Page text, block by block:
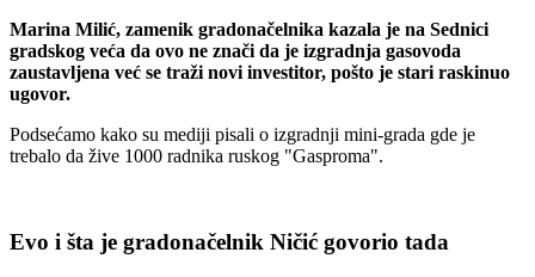
Marina Milić, zamenik gradonačelnika kazala je na Sednici
gradskog veća da ovo ne znači da je izgradnja gasovoda
zaustavljena već se traži novi investitor, pošto je stari raskinuo
ugovor.
Podsećamo kako su mediji pisali o izgradnji mini-grada gde je
trebalo da žive 1000 radnika ruskog "Gasproma".
Evo i šta je gradonačelnik Ničić govorio tada